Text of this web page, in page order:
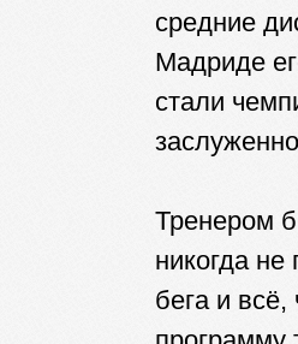
средние
Мадриде
стали
Тренером
никогда
бега и